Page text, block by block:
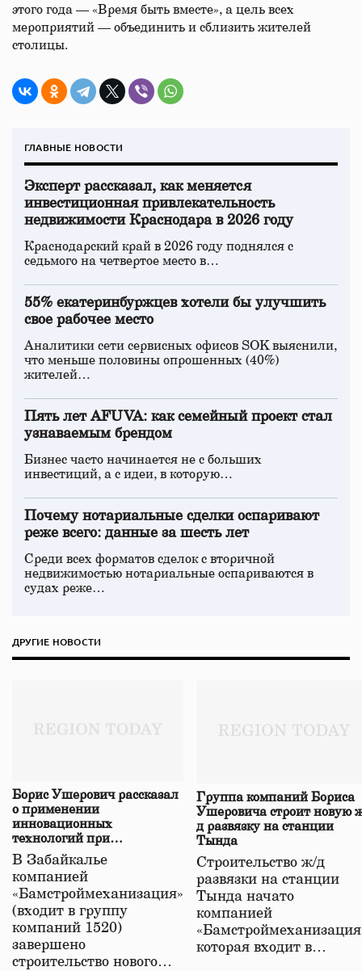
этого года — «Время быть вместе», а цель всех
мероприятий — объединить и сблизить жителей
столицы.
ГЛАВНЫЕ НОВОСТИ
Эксперт рассказал, как меняется
инвестиционная привлекательность
недвижимости Краснодара в 2026 году
Краснодарский край в 2026 году поднялся с
седьмого на четвертое место в…
55% екатеринбуржцев хотели бы улучшить
свое рабочее место
Аналитики сети сервисных офисов SOK выяснили,
что меньше половины опрошенных (40%)
жителей…
Пять лет AFUVA: как семейный проект стал
узнаваемым брендом
Бизнес часто начинается не с больших
инвестиций, а с идеи, в которую…
Почему нотариальные сделки оспаривают
реже всего: данные за шесть лет
Среди всех форматов сделок с вторичной
недвижимостью нотариальные оспариваются в
судах реже…
ДРУГИЕ НОВОСТИ
Борис Ушерович рассказал
о применении
инновационных
технологий при
строительстве нового моста
в Забайкалье
В Забайкалье
компанией
«Бамстроймеханизация»
(входит в группу
компаний 1520)
завершено
строительство нового…
Группа компаний Бориса
Ушеровича строит новую
д развязку на станции
Тында
Строительство ж/д
развязки на станции
Тында начато
компанией
которая входит в…